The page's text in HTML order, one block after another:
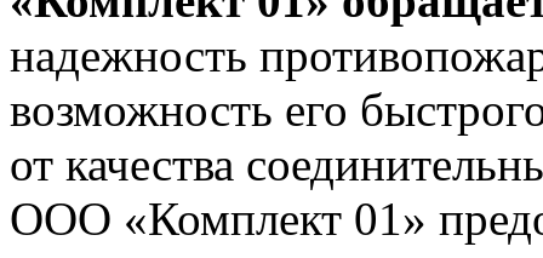
надежность
возможность его
от качества
ООО «Комплект 01»